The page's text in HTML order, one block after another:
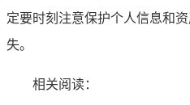
定要时刻注意保护个人信息和
失。
相关阅读：